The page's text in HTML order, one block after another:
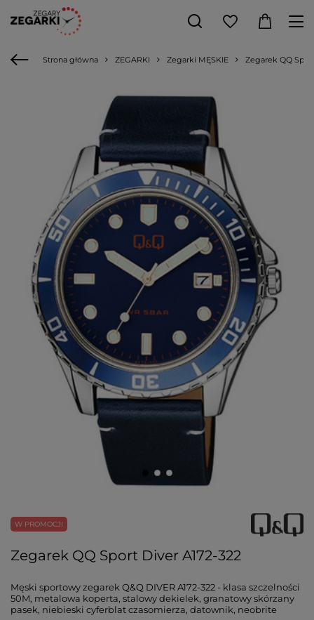
Strona główna ZEGARKI Zegarki MĘSKIE Zegarek QQ
W PROMOCJI
Zegarek QQ Sport Diver A172-322
Męski sportowy zegarek Q&Q DIVER A172-322 - klasa szczelności
50M, metalowa koperta, stalowy dekielek, granatowy skórzany
pasek, niebieski cyferblat czasomierza, datownik, neobrite